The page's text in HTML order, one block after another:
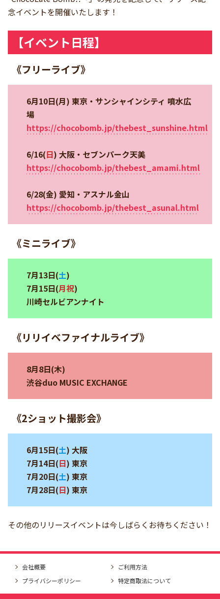
念イベントを開催いたします！
【イベント日程】
《フリーライブ》
6月10日(月) 東京・サンシャインシティ 噴水広
場
https://chocobomb.jp/thebest_sunshine.html
6/16(日) 大阪・セブンパーク天美
https://chocobomb.jp/thebest_amami.html
6/28(金) 愛知・アスナル金山
https://chocobomb.jp/thebest_asunal.html
《ミニライブ》
7月13日(土)
7月15日(月祝)
川崎セルビアンナイト
《リリイベファイナルライブ》
8月8日(木)
渋谷duo MUSIC EXCHANGE
《2ショット撮影会》
6月15日(土) 大阪
7月14日(日) 東京
7月20日(土) 東京
7月28日(日) 東京
その他のリリースイベントは今しばらくお待ちください！
会社概要
ご利用方法
プライバシーポリシー
特定商取法について